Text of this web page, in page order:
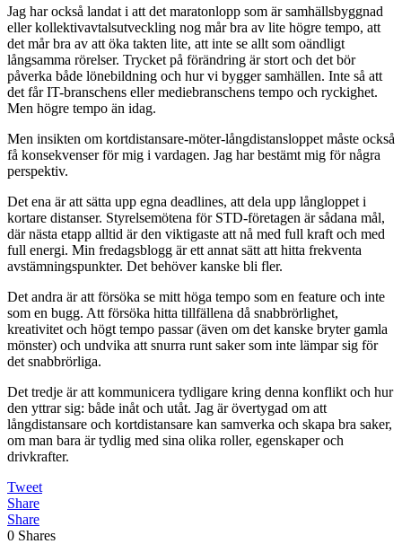
Jag har också landat i att det maratonlopp som är samhällsbyggnad
eller kollektivavtalsutveckling nog mår bra av lite högre tempo, att
det mår bra av att öka takten lite, att inte se allt som oändligt
långsamma rörelser. Trycket på förändring är stort och det bör
påverka både lönebildning och hur vi bygger samhällen. Inte så att
det får IT-branschens eller mediebranschens tempo och ryckighet.
Men högre tempo än idag.
Men insikten om kortdistansare-möter-långdistansloppet måste också
få konsekvenser för mig i vardagen. Jag har bestämt mig för några
perspektiv.
Det ena är att sätta upp egna deadlines, att dela upp långloppet i
kortare distanser. Styrelsemötena för STD-företagen är sådana mål,
där nästa etapp alltid är den viktigaste att nå med full kraft och med
full energi. Min fredagsblogg är ett annat sätt att hitta frekventa
avstämningspunkter. Det behöver kanske bli fler.
Det andra är att försöka se mitt höga tempo som en feature och inte
som en bugg. Att försöka hitta tillfällena då snabbrörlighet,
kreativitet och högt tempo passar (även om det kanske bryter gamla
mönster) och undvika att snurra runt saker som inte lämpar sig för
det snabbrörliga.
Det tredje är att kommunicera tydligare kring denna konflikt och hur
den yttrar sig: både inåt och utåt. Jag är övertygad om att
långdistansare och kortdistansare kan samverka och skapa bra saker,
om man bara är tydlig med sina olika roller, egenskaper och
drivkrafter.
Tweet
Share
Share
0 Shares